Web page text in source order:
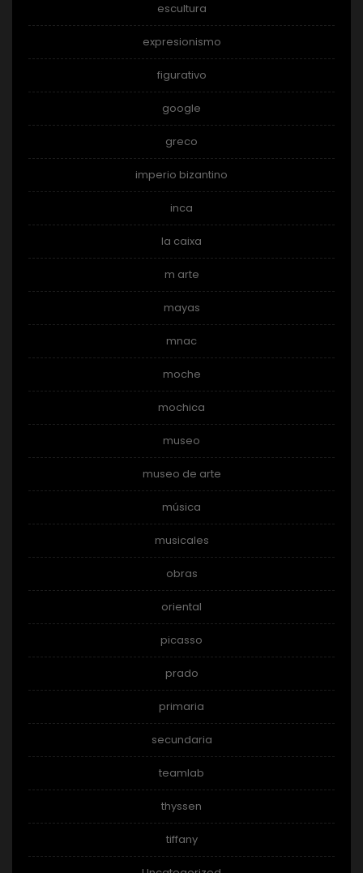
escultura
expresionismo
figurativo
google
greco
imperio bizantino
inca
la caixa
m arte
mayas
mnac
moche
mochica
museo
museo de arte
música
musicales
obras
oriental
picasso
prado
primaria
secundaria
teamlab
thyssen
tiffany